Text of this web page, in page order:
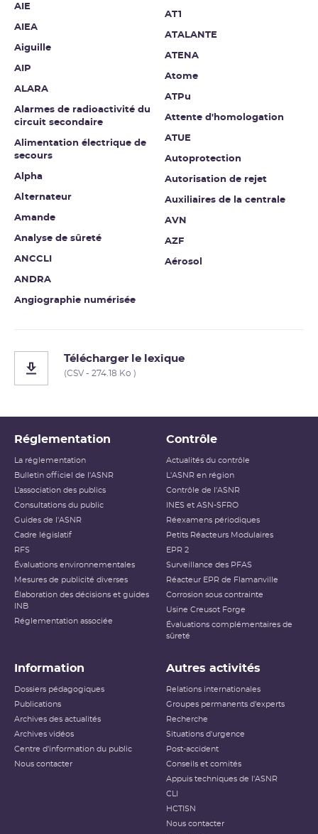
AIE
AIEA
Aiguille
AIP
ALARA
Alarmes de radioactivité du
circuit secondaire
Alimentation électrique de
secours
Alpha
Alternateur
Amande
Analyse de sûreté
ANCCLI
ANDRA
Angiographie numérisée
AT1
ATALANTE
ATENA
Atome
ATPu
Attente d'homologation
ATUE
Autoprotection
Autorisation de rejet
Auxiliaires de la centrale
AVN
AZF
Aérosol
Télécharger le lexique
(CSV - 274.18 Ko )
Réglementation
La réglementation
Bulletin officiel de l'ASNR
L’association des publics
Consultations du public
Guides de l'ASNR
Cadre législatif
RFS
Évaluations environnementales
Mesures de publicité diverses
Élaboration des décisions et guides
INB
Réglementation associée
Contrôle
Actualités du contrôle
L'ASNR en région
Contrôle de l'ASNR
INES et ASN-SFRO
Réexamens périodiques
Petits Réacteurs Modulaires
EPR 2
Surveillance des PFAS
Réacteur EPR de Flamanville
Corrosion sous contrainte
Usine Creusot Forge
Évaluations complémentaires de
sûreté
Information
Dossiers pédagogiques
Publications
Archives des actualités
Archives vidéos
Centre d'information du public
Nous contacter
Autres activités
Relations internationales
Groupes permanents d'experts
Recherche
Situations d'urgence
Post-accident
Conseils et comités
Appuis techniques de l'ASNR
CLI
HCTISN
Nous contacter